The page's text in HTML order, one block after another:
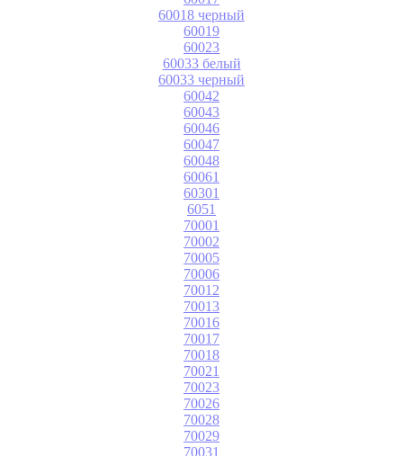
60018 черный
60019
60023
60033 белый
60033 черный
60042
60043
60046
60047
60048
60061
60301
6051
70001
70002
70005
70006
70012
70013
70016
70017
70018
70021
70023
70026
70028
70029
70031